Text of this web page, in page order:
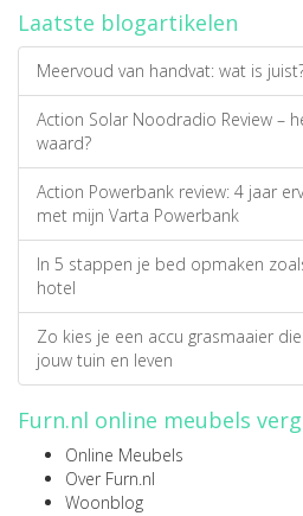
Laatste blogartikelen
Meervoud van handvat: wat is
Action Solar Noodradio Review –
waard?
Action Powerbank review: 4 jaar
met mijn Varta Powerbank
In 5 stappen je bed opmaken
hotel
Zo kies je een accu grasmaaier
jouw tuin en leven
Furn.nl online meubels
Online Meubels
Over Furn.nl
Woonblog